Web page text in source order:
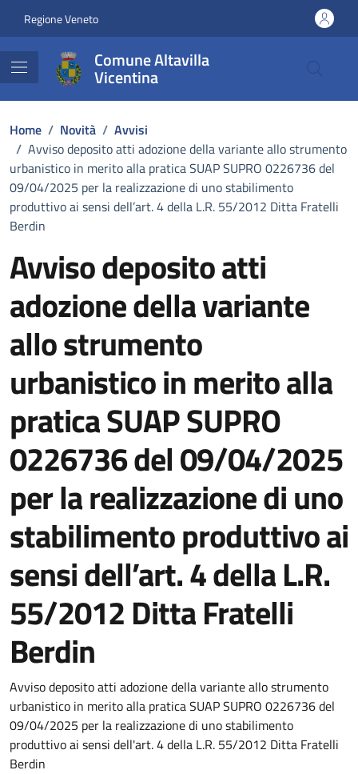
Regione Veneto
Comune Altavilla
Vicentina
Home / Novità / Avvisi
/ Avviso deposito atti adozione della variante allo strumento
urbanistico in merito alla pratica SUAP SUPRO 0226736 del
09/04/2025 per la realizzazione di uno stabilimento
produttivo ai sensi dell’art. 4 della L.R. 55/2012 Ditta Fratelli
Berdin
Avviso deposito atti
adozione della variante
allo strumento
urbanistico in merito alla
pratica SUAP SUPRO
0226736 del 09/04/2025
per la realizzazione di uno
stabilimento produttivo ai
sensi dell’art. 4 della L.R.
55/2012 Ditta Fratelli
Berdin
Dettagli della notizia
Avviso deposito atti adozione della variante allo strumento
urbanistico in merito alla pratica SUAP SUPRO 0226736 del
09/04/2025 per la realizzazione di uno stabilimento
produttivo ai sensi dell'art. 4 della L.R. 55/2012 Ditta Fratelli
Berdin